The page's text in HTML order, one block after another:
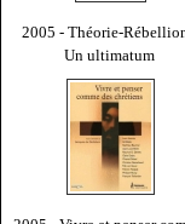
2005 - Théorie-
Un ultimatum